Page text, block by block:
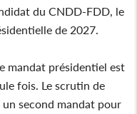
du CNDD-FDD, le
de 2027.
mandat présidentiel est
fois. Le scrutin de
second mandat pour